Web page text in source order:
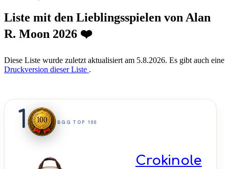
Liste mit den Lieblingsspielen von Alan
R. Moon 2026 ❤️
Diese Liste wurde zuletzt aktualisiert am 5.8.2026. Es gibt auch eine
Druckversion dieser Liste .
1 BGG TOP 100
Crokinole